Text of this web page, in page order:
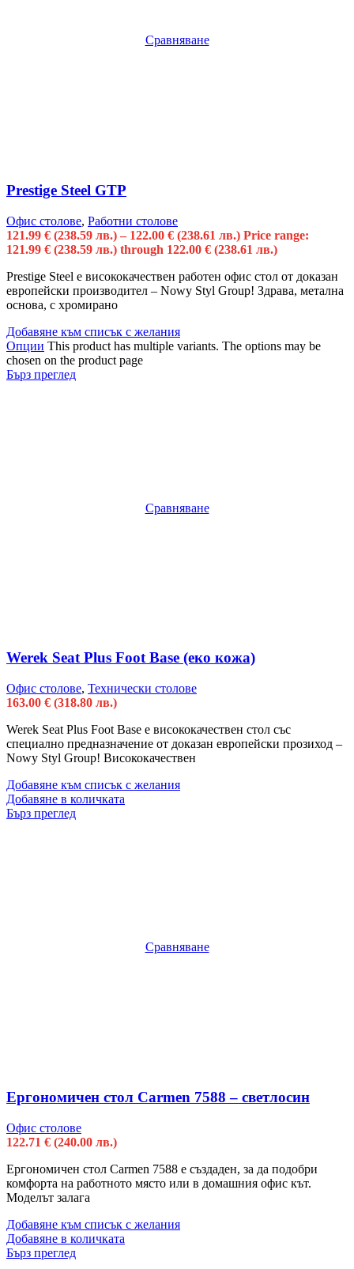
Сравняване
Prestige Steel GTP
Офис столове, Работни столове
121.99 € (238.59 лв.) – 122.00 € (238.61 лв.) Price range:
121.99 € (238.59 лв.) through 122.00 € (238.61 лв.)
Prestige Steel е висококачествен работен офис стол от доказан
европейски производител – Nowy Styl Group! Здрава, метална
основа, с хромирано
Добавяне към списък с желания
Опции This product has multiple variants. The options may be
chosen on the product page
Бърз преглед
Сравняване
Werek Seat Plus Foot Base (еко кожа)
Офис столове, Технически столове
163.00 € (318.80 лв.)
Werek Seat Plus Foot Base e висококачествен стол със
специално предназначение от доказан европейски прозиход –
Nowy Styl Group! Висококачествен
Добавяне към списък с желания
Добавяне в количката
Бърз преглед
Сравняване
Ергономичен стол Carmen 7588 – светлосин
Офис столове
122.71 € (240.00 лв.)
Ергономичен стол Carmen 7588 е създаден, за да подобри
комфорта на работното място или в домашния офис кът.
Моделът залага
Добавяне към списък с желания
Добавяне в количката
Бърз преглед